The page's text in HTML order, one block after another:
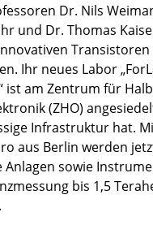
Dr. Nils
und Dr. Thomas
Ihr neues Labor
ist am Zentrum für
(ZHO)
Infrastruktur hat.
aus Berlin werden
Anlagen sowie
bis 1,5